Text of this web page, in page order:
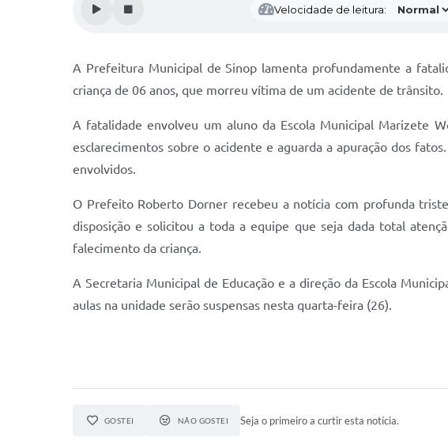
Velocidade de leitura:
A Prefeitura Municipal de Sinop lamenta profundamente a
criança de 06 anos, que morreu vítima de um acidente de trânsito.
A fatalidade envolveu um aluno da Escola Municipal Marizete
esclarecimentos sobre o acidente e aguarda a apuração dos
envolvidos.
O Prefeito Roberto Dorner recebeu a notícia com profunda
disposição e solicitou a toda a equipe que seja dada total
falecimento da criança.
A Secretaria Municipal de Educação e a direção da Escola
aulas na unidade serão suspensas nesta quarta-feira (26).
GOSTEI NÃO GOSTEI Seja o primeiro a curtir esta notícia.